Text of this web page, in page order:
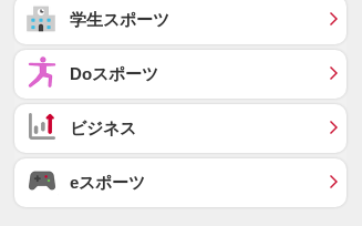
学生スポーツ
Doスポーツ
ビジネス
eスポーツ